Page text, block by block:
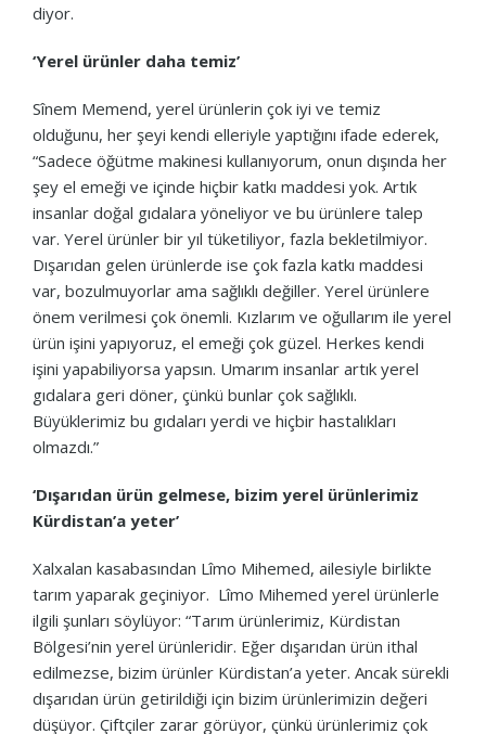
diyor.
‘Yerel ürünler daha temiz’
Sînem Memend, yerel ürünlerin çok iyi ve temiz
olduğunu, her şeyi kendi elleriyle yaptığını ifade ederek,
“Sadece öğütme makinesi kullanıyorum, onun dışında her
şey el emeği ve içinde hiçbir katkı maddesi yok. Artık
insanlar doğal gıdalara yöneliyor ve bu ürünlere talep
var. Yerel ürünler bir yıl tüketiliyor, fazla bekletilmiyor.
Dışarıdan gelen ürünlerde ise çok fazla katkı maddesi
var, bozulmuyorlar ama sağlıklı değiller. Yerel ürünlere
önem verilmesi çok önemli. Kızlarım ve oğullarım ile yerel
ürün işini yapıyoruz, el emeği çok güzel. Herkes kendi
işini yapabiliyorsa yapsın. Umarım insanlar artık yerel
gıdalara geri döner, çünkü bunlar çok sağlıklı.
Büyüklerimiz bu gıdaları yerdi ve hiçbir hastalıkları
olmazdı.”
‘Dışarıdan ürün gelmese, bizim yerel ürünlerimiz
Kürdistan’a yeter’
Xalxalan kasabasından Lîmo Mihemed, ailesiyle birlikte
tarım yaparak geçiniyor. Lîmo Mihemed yerel ürünlerle
ilgili şunları söylüyor: “Tarım ürünlerimiz, Kürdistan
Bölgesi’nin yerel ürünleridir. Eğer dışarıdan ürün ithal
edilmezse, bizim ürünler Kürdistan’a yeter. Ancak sürekli
dışarıdan ürün getirildiği için bizim ürünlerimizin değeri
düşüyor. Çiftçiler zarar görüyor, çünkü ürünlerimiz çok